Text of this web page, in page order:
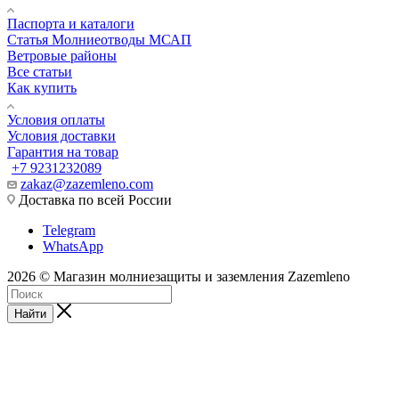
Паспорта и каталоги
Статья Молниеотводы МСАП
Ветровые районы
Все статьи
Как купить
Условия оплаты
Условия доставки
Гарантия на товар
+7 9231232089
zakaz@zazemleno.com
Доставка по всей России
Telegram
WhatsApp
2026 © Магазин молниезащиты и заземления Zazemleno
Найти